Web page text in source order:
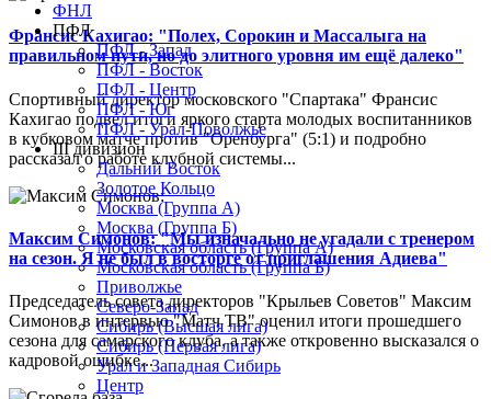
Франсис Кахигао: "Полех, Сорокин и Массалыга на
правильном пути, но до элитного уровня им ещё далеко"
Спортивный директор московского "Спартака" Франсис
Кахигао подвел итоги яркого старта молодых воспитанников
в кубковом матче против "Оренбурга" (5:1) и подробно
рассказал о работе клубной системы...
Максим Симонов: "Мы изначально не угадали с тренером
на сезон. Я не был в восторге от приглашения Адиева"
Председатель совета директоров "Крыльев Советов" Максим
Симонов в интервью "Матч ТВ" оценил итоги прошедшего
сезона для самарского клуба, а также откровенно высказался о
кадровой ошибке...
ФНЛ
ПФЛ
ПФЛ - Запад
ПФЛ - Восток
ПФЛ - Центр
ПФЛ - Юг
ПФЛ - Урал-Поволжье
III дивизион
Дальний Восток
Золотое Кольцо
Москва (Группа А)
Москва (Группа Б)
Московская область (Группа А)
Московская область (Группа Б)
Приволжье
Северо-Запад
Сибирь (Высшая лига)
Сибирь (Первая лига)
Урал и Западная Сибирь
Центр